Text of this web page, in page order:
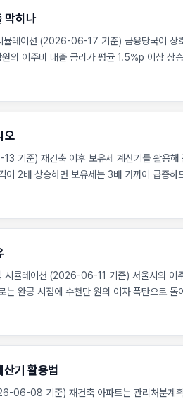
막히나
레이션 (2026-06-17 기준) 금융당국이 상
의 이주비 대출 금리가 평균 1.5%p 이상 상
사업비 조달 금리가 올라 결국 조합원 분담금
오
기준) 재건축 이후 보유세 계산기를 활용해
2배 상승하면 보유세는 3배 가까이 급증하
해 예측한 결과, 준공 후 공시가격(정부가 세
뮬레이션 (2026-06-11 기준) 서울시의 이
는 완공 시점에 수천만 원의 이자 폭탄으로 돌
제 데이터와 시뮬레이션을 통해 확인해 보십
산기 활용법
06-08 기준) 재건축 아파트는 관리처분계